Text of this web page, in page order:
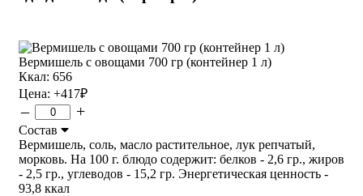
Вермишель с овощами 700 гр (контейнер 1 л)
Ккал: 656
Цена: +417₽
– +
Состав
Вермишель, соль, масло растительное, лук репчатый,
морковь. На 100 г. блюдо содержит: белков - 2,6 гр., жиров
- 2,5 гр., углеводов - 15,2 гр. Энергетическая ценность -
93,8 ккал